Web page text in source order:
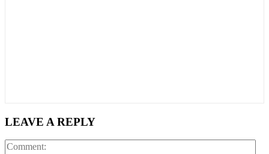
LEAVE A REPLY